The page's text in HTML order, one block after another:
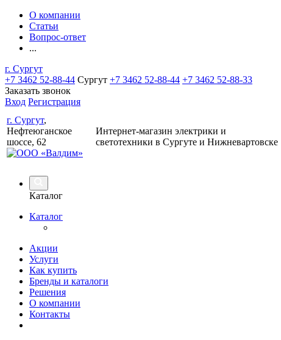
О компании
Статьи
Вопрос-ответ
...
г. Сургут
+7 3462 52-88-44 Сургут +7 3462 52-88-44 +7 3462 52-88-33
Заказать звонок
Вход Регистрация
г. Сургут,
Нефтеюганское
шоссе, 62
Интернет-магазин электрики и
светотехники в Сургуте и Нижневартовске
Каталог
Каталог
Акции
Услуги
Как купить
Бренды и каталоги
Решения
О компании
Контакты